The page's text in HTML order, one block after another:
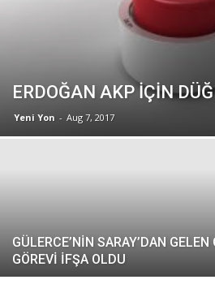
ERDOĞAN AKP İÇİN
Yeni Yon - Aug 7, 2017
GÜLERCE’NİN SARAY’DAN GELEN
GÖREVİ İFŞA OLDU